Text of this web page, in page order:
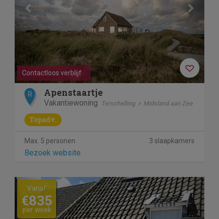
Contactloos verblijf
R Apenstaartje
Vakantiewoning Terschelling Midsland aan Zee
Topadv.
Max. 5 personen 3 slaapkamers
Bezoek website
Previous Next
Vanaf
€835
per week